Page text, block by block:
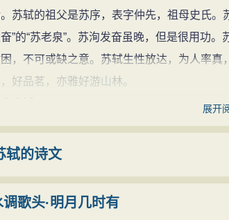
《题柳子厚诗》云：“诗须要有为而作……好
以华采为末，而以体用为本”主张诗要有为，
，多空文而少实用。”
诗《送李公恕赴阙》说自已的诗文是“杂以
在《答毛滂书》中也说：“文章如金玉，各
词
的诗现存约两千七百余首，其诗内容广
具有浪漫主义色彩，为宋诗发展开辟了新的
苏轼的祖父是苏序，表字仲先，祖母史氏。
”的“苏老泉”。苏洵发奋虽晚，但是很用功
，不可或缺之意。苏轼生性放达，为人率真
好品茗，亦雅好游山林。
元年（1056年），苏轼首次出川赴京，
岁的苏辙，自偏僻的西蜀地区，沿江东下，
们震动了。
的题目是《刑赏忠厚之至论
展开
轼的诗文
调歌头·明月几时有